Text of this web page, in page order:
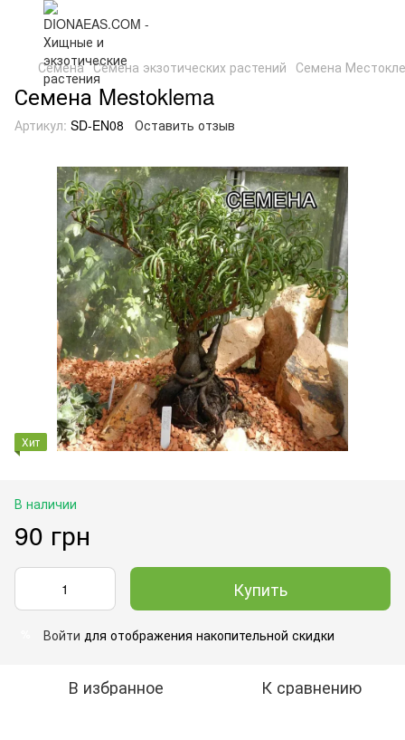
Семена Семена экзотических растений Семена
Семена Mestoklema
Артикул: SD-EN08 Оставить отзыв
Хит
В наличии
90 грн
Купить
Войти для отображения накопительной скидки
В избранное К сравнению